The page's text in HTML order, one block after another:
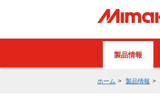
製品情報
ホーム 製品情報